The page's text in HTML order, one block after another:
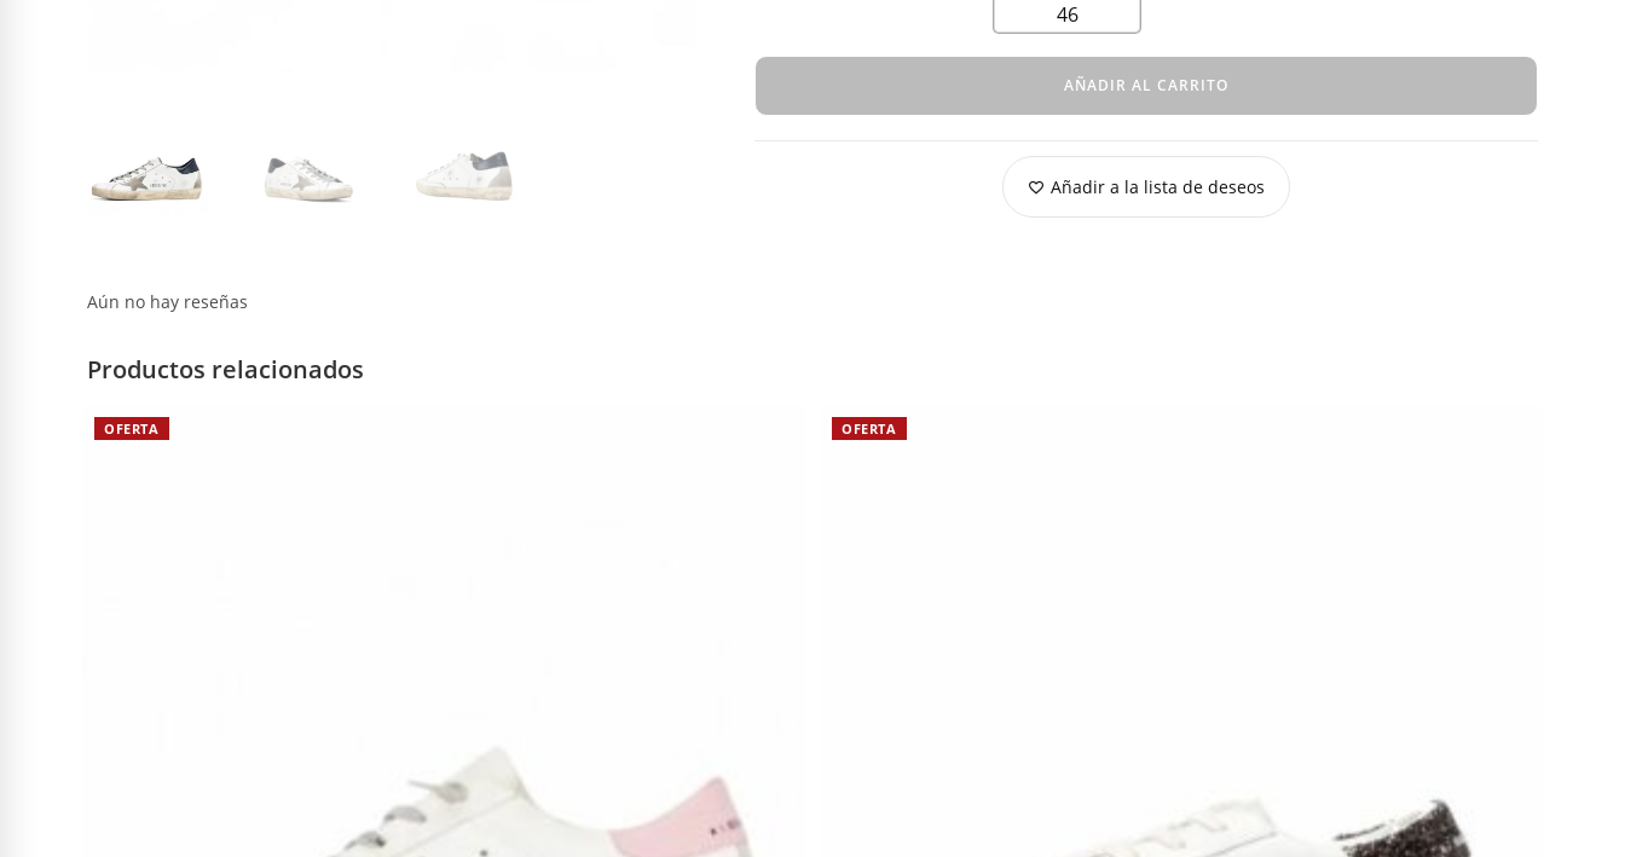
46
AÑADIR AL CARRITO
Añadir a la lista de deseos
Aún no hay reseñas
Productos relacionados
OFERTA OFERTA